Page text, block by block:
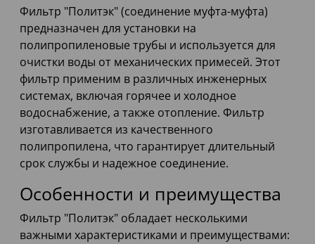
Фильтр "Политэк" (соединение муфта-муфта)
предназначен для установки на
полипропиленовые трубы и используется для
очистки воды от механических примесей. Этот
фильтр применим в различных инженерных
системах, включая горячее и холодное
водоснабжение, а также отопление. Фильтр
изготавливается из качественного
полипропилена, что гарантирует длительный
срок службы и надежное соединение.
Особенности и преимущества
Фильтр "Политэк" обладает несколькими
важными характеристиками и преимуществами: